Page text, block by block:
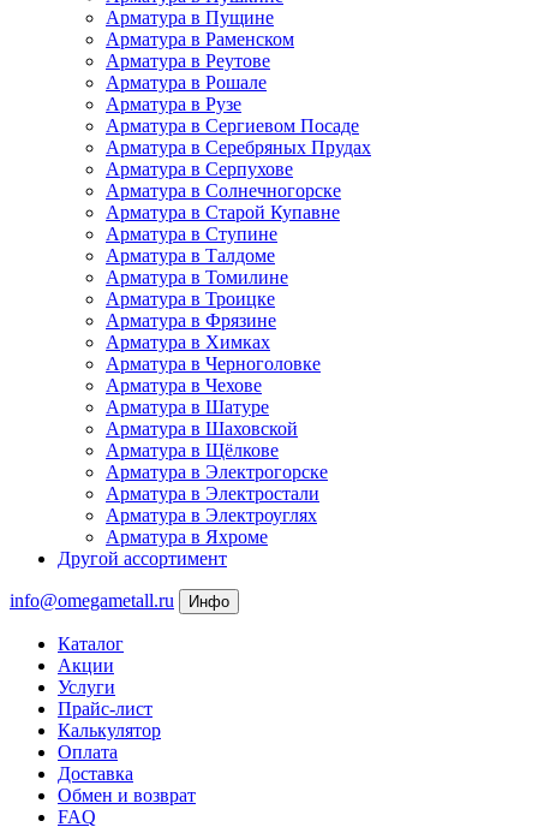
Арматура в Пущине
Арматура в Раменском
Арматура в Реутове
Арматура в Рошале
Арматура в Рузе
Арматура в Сергиевом Посаде
Арматура в Серебряных Прудах
Арматура в Серпухове
Арматура в Солнечногорске
Арматура в Старой Купавне
Арматура в Ступине
Арматура в Талдоме
Арматура в Томилине
Арматура в Троицке
Арматура в Фрязине
Арматура в Химках
Арматура в Черноголовке
Арматура в Чехове
Арматура в Шатуре
Арматура в Шаховской
Арматура в Щёлкове
Арматура в Электрогорске
Арматура в Электростали
Арматура в Электроуглях
Арматура в Яхроме
Другой ассортимент
info@omegametall.ru Инфо
Каталог
Акции
Услуги
Прайс-лист
Калькулятор
Оплата
Доставка
Обмен и возврат
FAQ